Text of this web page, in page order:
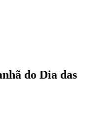
do Dia das